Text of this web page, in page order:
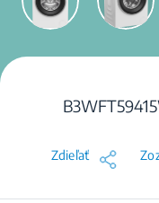
Zdieľať